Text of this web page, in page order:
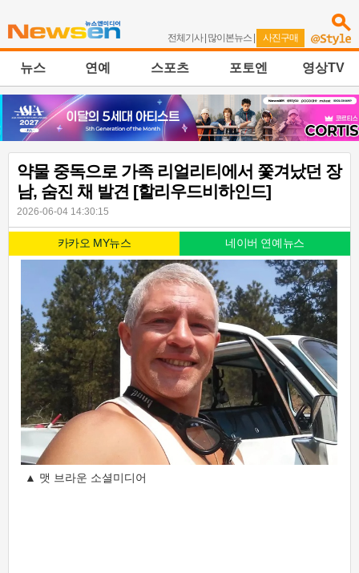
전체기사| 많이본뉴스 | 사진구매
뉴스 연예 스포츠 포토엔 영상TV
약물 중독으로 가족 리얼리티에서 쫓겨났던 장
남, 숨진 채 발견 [할리우드비하인드]
2026-06-04 14:30:15
카카오 MY뉴스 네이버 연예뉴스
▲ 맷 브라운 소셜미디어